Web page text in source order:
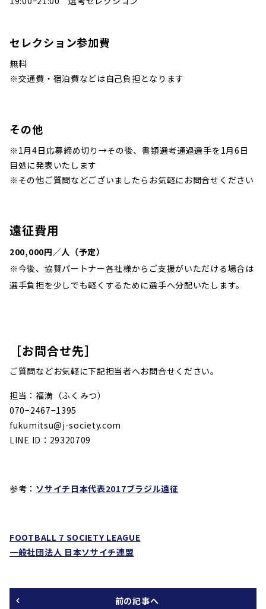
セレクション参加費
無料
※交通費・宿泊費などは自己負担となります
その他
※1月4日応募締め切り→その後、書類選考通過選手を1月6日
目処に発表いたします
※その他ご質問などございましたらお気軽にお問合せください
遠征費用
200,000円／人（予定）
※今後、協賛パートナー各社様からご支援がいただける場合は
選手負担を少しでも軽くするために選手へ分配いたします。
［お問合せ先］
ご質問などお気軽に下記担当者へお問合せください。
担当：福満（ふくみつ）
070−2467−1395
fukumitsu@j-society.com
LINE ID：29320709
参考： ソサイチ日本代表2017ブラジル遠征
FOOTBALL 7 SOCIETY LEAGUE
一般社団法人 日本ソサイチ連盟
前の記事へ